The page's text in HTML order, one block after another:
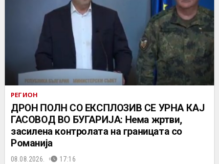
РЕГИОН
ДРОН ПОЛН СО ЕКСПЛОЗИВ СЕ УРНА КАЈ
ГАСОВОД ВО БУГАРИЈА: Нема жртви,
засилена контролата на границата со
Романија
08.08.2026. 17:16